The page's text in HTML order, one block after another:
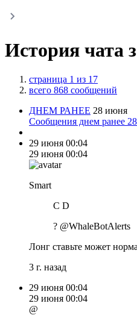
История чата
страница 1 из 17
всего 868 сообщений
ДНЕМ РАНЕЕ 28 июня
Сообщения днем ранее
29 июня 00:04
29 июня 00:04
Smart
C D
? @WhaleBotAlerts
Лонг ставьте может
3 г. назад
29 июня 00:04
29 июня 00:04
@